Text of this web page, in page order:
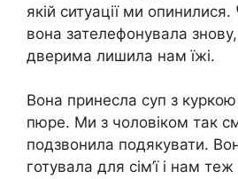
якій ситуації ми
вона зателефонувала
дверима лишила нам їжі.
Вона принесла суп з куркою
пюре. Ми з чоловіком так
подзвонила подякувати.
готувала для сім’ї і нам